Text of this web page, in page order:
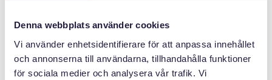
Denna webbplats använder cookies
Vi använder enhetsidentifierare för att anpassa innehållet
och annonserna till användarna, tillhandahålla funktioner
för sociala medier och analysera vår trafik. Vi